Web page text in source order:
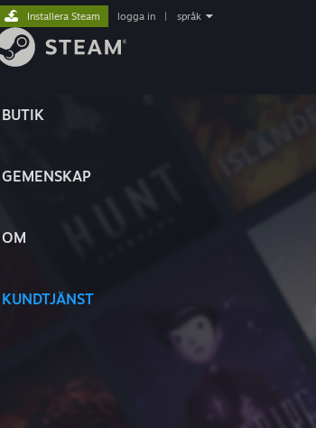
BUTIK
GEMENSKAP
OM
KUNDTJÄNST
Installera Steam logga in språk